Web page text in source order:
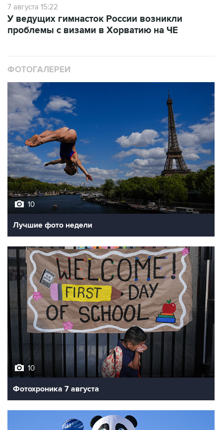
7 августа 15:22
У ведущих гимнасток России возникли
проблемы с визами в Хорватию на ЧЕ
ФОТОГАЛЕРЕИ
10
Лучшие фото недели
10
Фотохроника 7 августа